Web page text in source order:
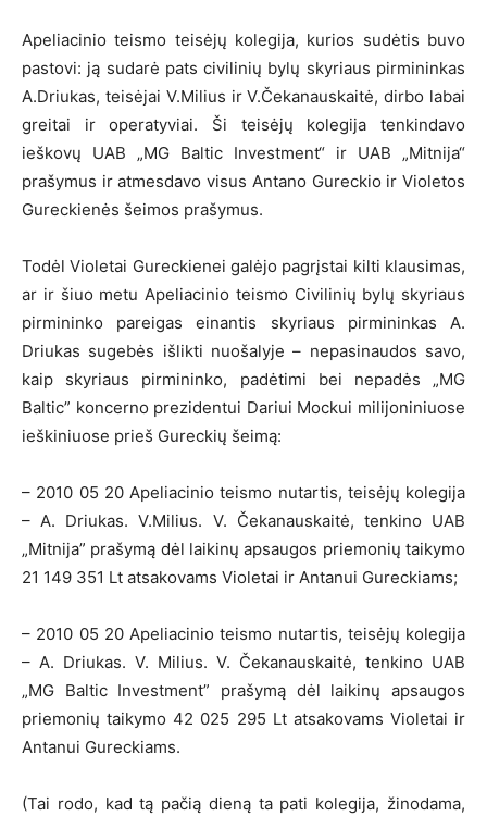
Apeliacinio teismo teisėjų kolegija, kurios sudėtis buvo
pastovi: ją sudarė pats civilinių bylų skyriaus pirmininkas
A.Driukas, teisėjai V.Milius ir V.Čekanauskaitė, dirbo labai
greitai ir operatyviai. Ši teisėjų kolegija tenkindavo
ieškovų UAB „MG Baltic Investment“ ir UAB „Mitnija“
prašymus ir atmesdavo visus Antano Gureckio ir Violetos
Gureckienės šeimos prašymus.
Todėl Violetai Gureckienei galėjo pagrįstai kilti klausimas,
ar ir šiuo metu Apeliacinio teismo Civilinių bylų skyriaus
pirmininko pareigas einantis skyriaus pirmininkas A.
Driukas sugebės išlikti nuošalyje – nepasinaudos savo,
kaip skyriaus pirmininko, padėtimi bei nepadės „MG
Baltic” koncerno prezidentui Dariui Mockui milijoniniuose
ieškiniuose prieš Gureckių šeimą:
– 2010 05 20 Apeliacinio teismo nutartis, teisėjų kolegija
– A. Driukas. V.Milius. V. Čekanauskaitė, tenkino UAB
„Mitnija” prašymą dėl laikinų apsaugos priemonių taikymo
21 149 351 Lt atsakovams Violetai ir Antanui Gureckiams;
– 2010 05 20 Apeliacinio teismo nutartis, teisėjų kolegija
– A. Driukas. V. Milius. V. Čekanauskaitė, tenkino UAB
„MG Baltic Investment” prašymą dėl laikinų apsaugos
priemonių taikymo 42 025 295 Lt atsakovams Violetai ir
Antanui Gureckiams.
(Tai rodo, kad tą pačią dieną ta pati kolegija, žinodama,